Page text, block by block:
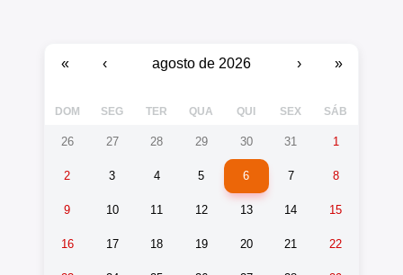
« ‹ agosto de 2026 › »
DOM SEG TER QUA QUI SEX SÁB
26 27 28 29 30 31 1
2 3 4 5 6 7 8
9 10 11 12 13 14 15
16 17 18 19 20 21 22